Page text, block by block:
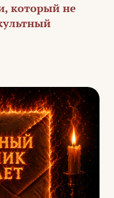
который не